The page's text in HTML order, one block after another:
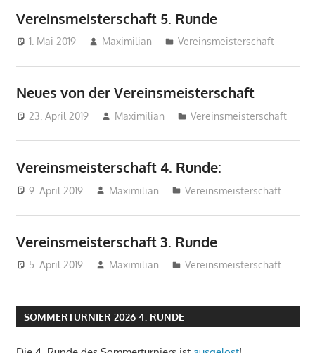
Vereinsmeisterschaft 5. Runde
1. Mai 2019 Maximilian Vereinsmeisterschaft
Neues von der Vereinsmeisterschaft
23. April 2019 Maximilian Vereinsmeisterschaft
Vereinsmeisterschaft 4. Runde:
9. April 2019 Maximilian Vereinsmeisterschaft
Vereinsmeisterschaft 3. Runde
5. April 2019 Maximilian Vereinsmeisterschaft
SOMMERTURNIER 2026 4. RUNDE